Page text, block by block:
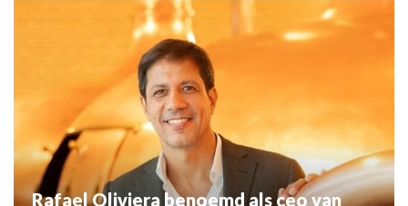
Rafael Oliviera benoemd als ceo van